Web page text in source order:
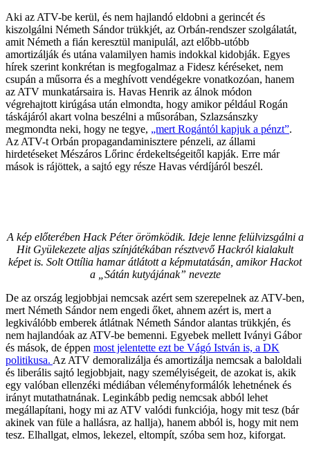
Aki az ATV-be kerül, és nem hajlandó eldobni a gerincét és
kiszolgálni Németh Sándor trükkjét, az Orbán-rendszer szolgálatát,
amit Németh a fián keresztül manipulál, azt előbb-utóbb
amortizálják és utána valamilyen hamis indokkal kidobják. Egyes
hírek szerint konkrétan is megfogalmaz a Fidesz kéréseket, nem
csupán a műsorra és a meghívott vendégekre vonatkozóan, hanem
az ATV munkatársaira is. Havas Henrik az álnok módon
végrehajtott kirúgása után elmondta, hogy amikor például Rogán
táskájáról akart volna beszélni a műsorában, Szlazsánszky
megmondta neki, hogy ne tegye, „mert Rogántól kapjuk a pénzt”.
Az ATV-t Orbán propagandaminisztere pénzeli, az állami
hirdetéseket Mészáros Lőrinc érdekeltségeitől kapják. Erre már
mások is rájöttek, a sajtó egy része Havas vérdíjáról beszél.
A kép előterében Hack Péter örömködik. Ideje lenne felülvizsgálni a
Hit Gyülekezete aljas színjátékában résztvevő Hackról kialakult
képet is. Solt Ottília hamar átlátott a képmutatásán, amikor Hackot
a „Sátán kutyájának” nevezte
De az ország legjobbjai nemcsak azért sem szerepelnek az ATV-ben,
mert Németh Sándor nem engedi őket, ahnem azért is, mert a
legkiválóbb emberek átlátnak Németh Sándor alantas trükkjén, és
nem hajlandóak az ATV-be bemenni. Egyebek mellett Iványi Gábor
és mások, de éppen most jelentette ezt be Vágó István is, a DK
politikusa. Az ATV demoralizálja és amortizálja nemcsak a baloldali
és liberális sajtó legjobbjait, nagy személyiségeit, de azokat is, akik
egy valóban ellenzéki médiában véleményformálók lehetnének és
irányt mutathatnának. Leginkább pedig nemcsak abból lehet
megállapítani, hogy mi az ATV valódi funkciója, hogy mit tesz (bár
akinek van füle a hallásra, az hallja), hanem abból is, hogy mit nem
tesz. Elhallgat, elmos, lekezel, eltompít, szóba sem hoz, kiforgat.